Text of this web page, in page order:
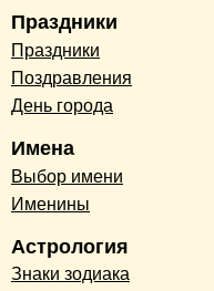
Праздники
Праздники
Поздравления
День города
Имена
Выбор имени
Именины
Астрология
Знаки зодиака